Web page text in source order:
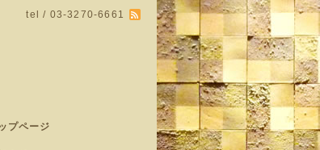
tel / 03-3270-6661
プページ